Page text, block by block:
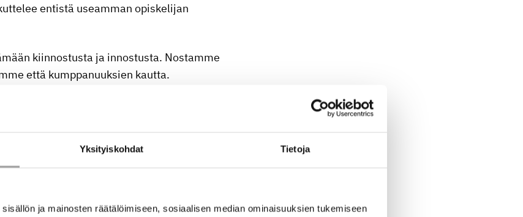
Yksityiskohdat Tietoja
ja mainosten räätälöimiseen, sosiaalisen median ominaisuuksien tukemiseen
entistä useamman opiskelijan
kiinnostusta ja innostusta. Nostamme
että kumppanuuksien kautta.
jalkauttamisella on niilläkin siinä tärkeä
rahoitus, mihin käytetään noin
projekteihin, joiden tuloksia voidaan